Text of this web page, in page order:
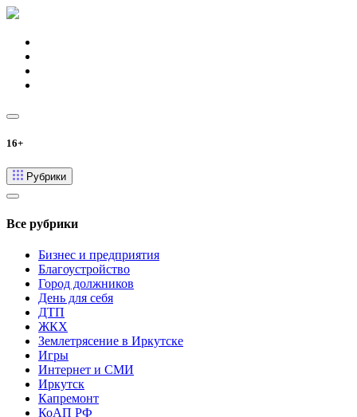
16+
Рубрики
Все рубрики
Бизнес и предприятия
Благоустройство
Город должников
День для себя
ДТП
ЖКХ
Землетрясение в Иркутске
Игры
Интернет и СМИ
Иркутск
Капремонт
КоАП РФ